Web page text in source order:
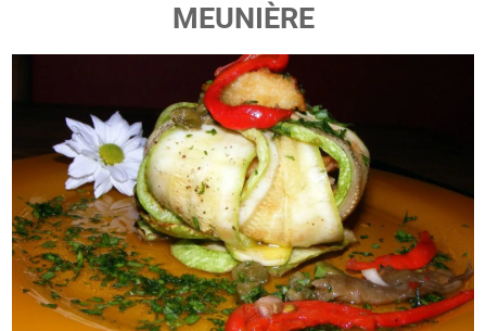
MEUNIÈRE